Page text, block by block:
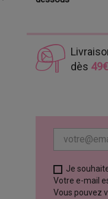
dès
Je
Votre e-mail
Vous pouvez